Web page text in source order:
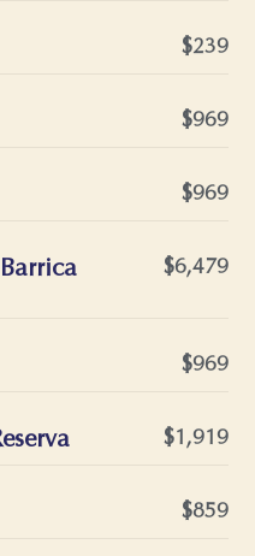
$239
$969
$969
$6,479
$969
$1,919
$859